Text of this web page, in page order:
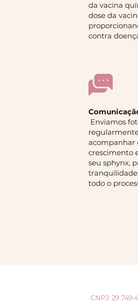
da vacina
dose da
contra
Enviamos
acompanhar
crescimento
seu sphynx,
todo o
CNPJ: